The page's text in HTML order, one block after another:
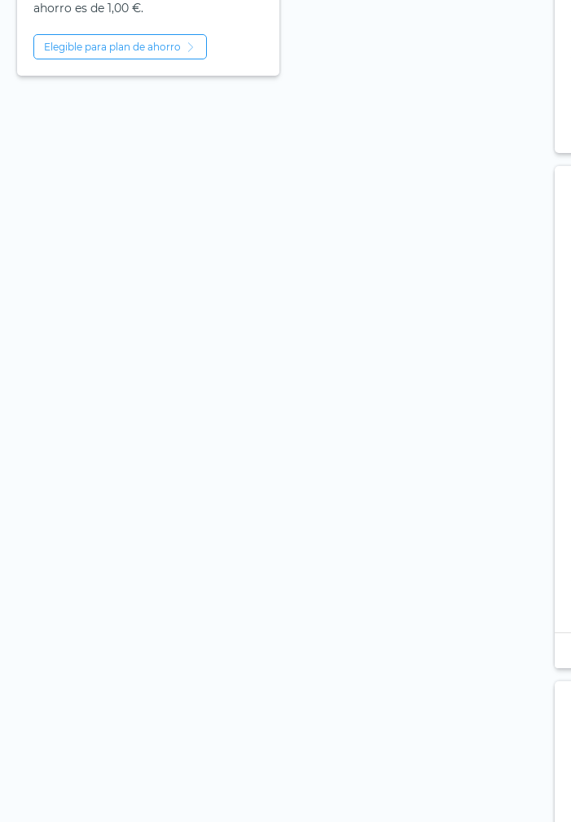
ahorro es de 1,00 €.
Elegible para plan de ahorro